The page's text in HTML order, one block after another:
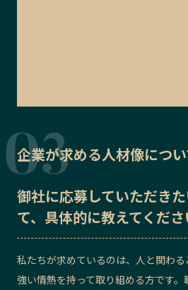
企業が求める人材像につ
御社に応募していただき
て、具体的に教えてくださ
私たちが求めているのは、人と関わ
強い情熱を持って取り組める方です